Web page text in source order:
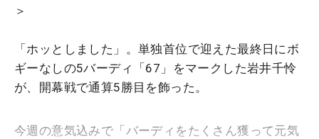
＞
「ホッとしました」。単独首位で迎えた最終日にボ
ギーなしの5バーディ「67」をマークした岩井千怜
が、開幕戦で通算5勝目を飾った。
今週の意気込みで「バーディをたくさん獲って元気